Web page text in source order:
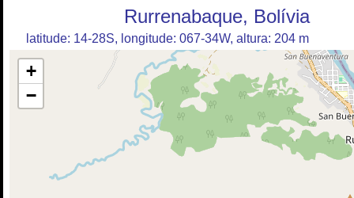
Rurrenabaque, Bolívia
latitude: 14-28S, longitude: 067-34W, altura: 204 m
+
−